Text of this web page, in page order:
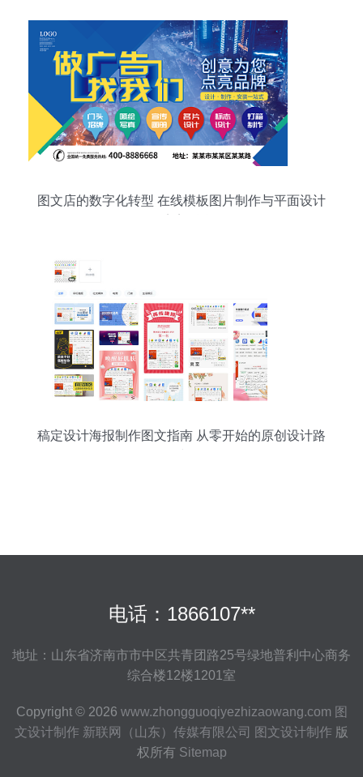
图文店的数字化转型 在线模板图片制作与平面设计
稿定设计海报制作图文指南 从零开始的原创设计路
电话：1866107**
地址：山东省济南市市中区共青团路25号绿地普利中心商务
综合楼12楼1201室
Copyright © 2026 www.zhongguoqiyezhizaowang.com 图
文设计制作 新联网（山东）传媒有限公司 图文设计制作 版
权所有 Sitemap